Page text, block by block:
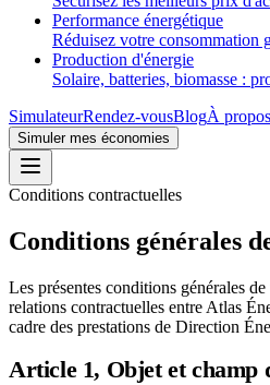
Performance énergétique
Réduisez votre consommation
Production d'énergie
Solaire, batteries, biomasse :
SimulateurRendez-vousBlogÀ propos
Simuler mes économies
Conditions contractuelles
Conditions générales
Les présentes conditions générales
relations contractuelles entre Atlas
cadre des prestations de Direction
Article 1, Objet et champ